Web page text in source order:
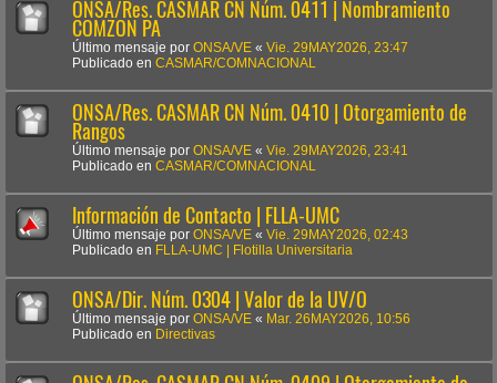
ONSA/Res. CASMAR CN Núm. 0411 | Nombramiento
COMZON PA
Último mensaje por ONSA/VE « Vie. 29MAY2026, 23:47
Publicado en CASMAR/COMNACIONAL
ONSA/Res. CASMAR CN Núm. 0410 | Otorgamiento de
Rangos
Último mensaje por ONSA/VE « Vie. 29MAY2026, 23:41
Publicado en CASMAR/COMNACIONAL
Información de Contacto | FLLA-UMC
Último mensaje por ONSA/VE « Vie. 29MAY2026, 02:43
Publicado en FLLA-UMC | Flotilla Universitaria
ONSA/Dir. Núm. 0304 | Valor de la UV/O
Último mensaje por ONSA/VE « Mar. 26MAY2026, 10:56
Publicado en Directivas